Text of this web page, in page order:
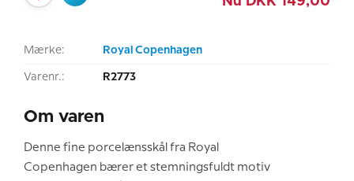
Mærke: Royal Copenhagen
Varenr.: R2773
Om varen
Denne fine porcelænsskål fra Royal
Copenhagen bærer et stemningsfuldt motiv